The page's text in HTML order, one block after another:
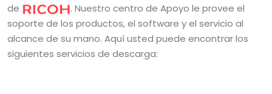
My Cart
Wishlist
Blog No Sidebar
Blog Right Sidebar
Guanajuato
404 Not Found
de
. Nuestro centro de Apoyo le provee el
soporte de los productos, el software y el servicio al
alcance de su mano. Aquí usted puede encontrar los
siguientes servicios de descarga: